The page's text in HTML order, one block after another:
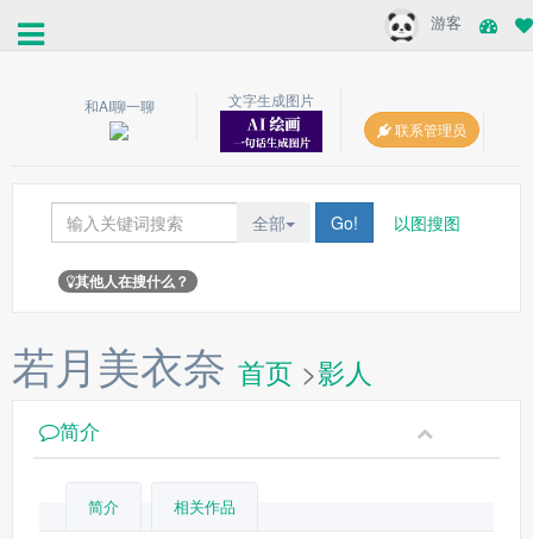
游客
和AI聊一聊
文字生成图片
联系管理员
全部 Go! 以图搜图
其他人在搜什么？
若月美衣奈 首页 >影人
简介
简介 相关作品